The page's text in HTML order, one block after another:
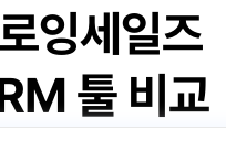
잉세일즈
툴 비교